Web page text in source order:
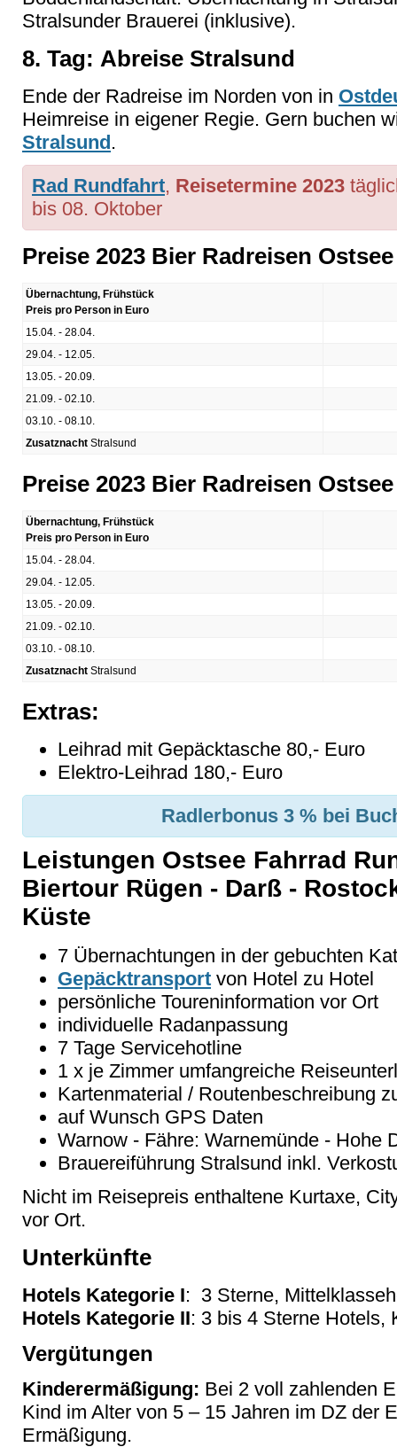
Stralsunder Brauerei (inklusive).
8. Tag: Abreise Stralsund
Ende der Radreise im Norden von in
Heimreise in eigener Regie. Gern buchen
Stralsund.
Rad Rundfahrt, Reisetermine 2023
bis 08. Oktober
Preise 2023 Bier Radreisen
Übernachtung, Frühstück
Preis pro Person in Euro
15.04. - 28.04.
29.04. - 12.05.
13.05. - 20.09.
21.09. - 02.10.
03.10. - 08.10.
Zusatznacht Stralsund
Preise 2023 Bier Radreisen
Übernachtung, Frühstück
Preis pro Person in Euro
15.04. - 28.04.
29.04. - 12.05.
13.05. - 20.09.
21.09. - 02.10.
03.10. - 08.10.
Zusatznacht Stralsund
Extras:
Leihrad mit Gepäcktasche 80,- Euro
Elektro-Leihrad 180,- Euro
Radlerbonus 3 % bei
Leistungen Ostsee Fahrrad
Biertour Rügen - Darß -
Küste
7 Übernachtungen in der gebuchten
Gepäcktransport von Hotel zu Hotel
persönliche Toureninformation vor Ort
individuelle Radanpassung
7 Tage Servicehotline
1 x je Zimmer umfangreiche
Kartenmaterial / Routenbeschreibung
auf Wunsch GPS Daten
Warnow - Fähre: Warnemünde - Hohe
Brauereiführung Stralsund inkl.
Nicht im Reisepreis enthaltene Kurtaxe,
vor Ort.
Unterkünfte
Hotels Kategorie I: 3 Sterne,
Hotels Kategorie II: 3 bis 4 Sterne Hotels,
Vergütungen
Kinderermäßigung: Bei 2 voll zahlenden
Kind im Alter von 5 – 15 Jahren im DZ der
Ermäßigung.